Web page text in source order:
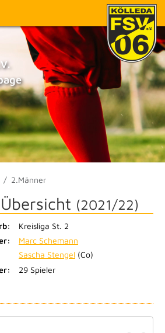
2.Männer
Übersicht (2021/22)
Kreisliga St. 2
Marc Schemann
Sascha Stengel (Co)
29 Spieler